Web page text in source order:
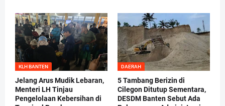
KLH BANTEN
Jelang Arus Mudik Lebaran,
Menteri LH Tinjau
Pengelolaan Kebersihan di
DAERAH
5 Tambang Berizin di
Cilegon Ditutup Sementara,
DESDM Banten Sebut Ada